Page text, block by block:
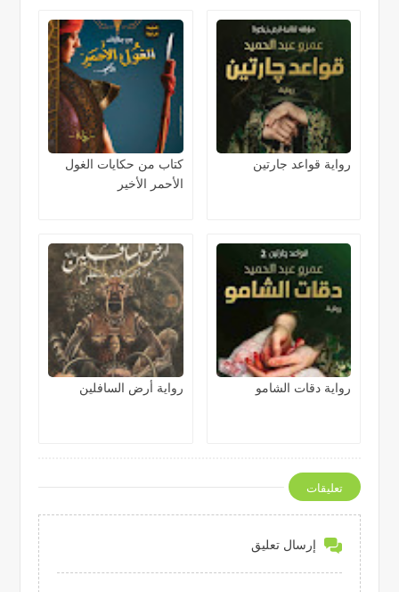
رواية قواعد جارتين
كتاب من حكايات الغول
الأحمر الأخير
رواية دقات الشامو رواية أرض السافلين
تعليقات
إرسال تعليق